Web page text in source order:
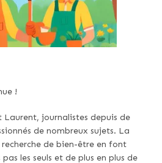
!
Laurent, journalistes depuis de
de nombreux sujets. La
de bien-être en font
les seuls et de plus en plus de